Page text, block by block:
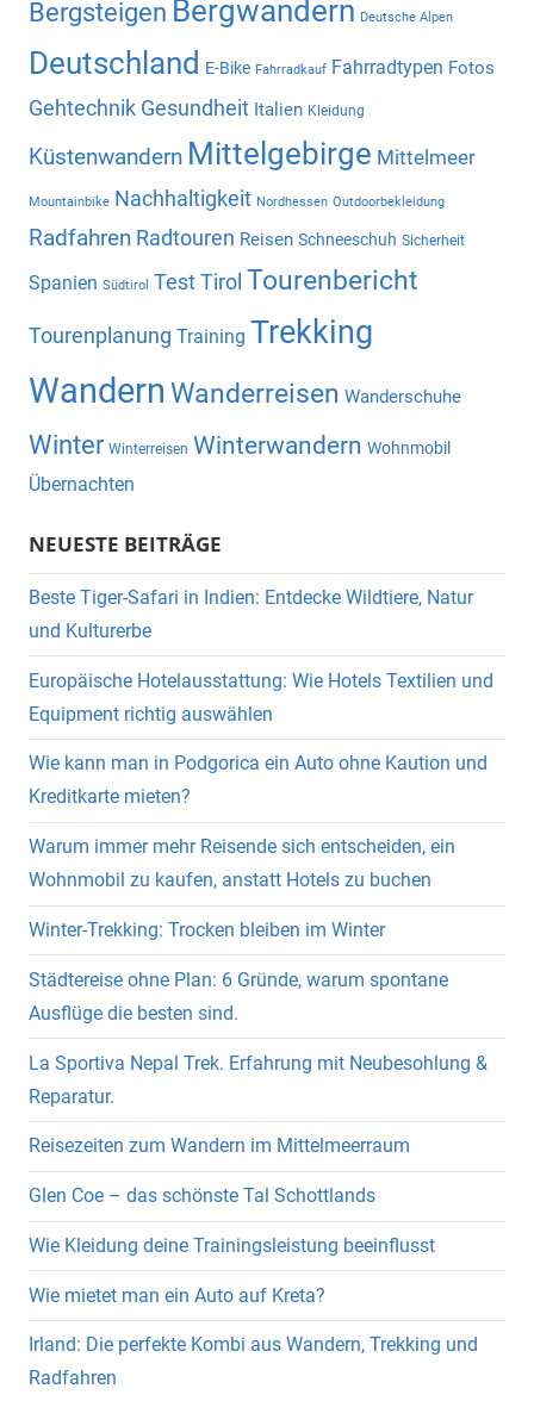
Bergsteigen Bergwandern Deutsche Alpen
Deutschland E-Bike Fahrradkauf Fahrradtypen Fotos
Gehtechnik Gesundheit Italien Kleidung
Küstenwandern Mittelgebirge Mittelmeer
Mountainbike Nachhaltigkeit Nordhessen Outdoorbekleidung
Radfahren Radtouren Reisen Schneeschuh Sicherheit
Spanien Südtirol TestTirol Tourenbericht
Tourenplanung Training Trekking
Wandern Wanderreisen Wanderschuhe
Winter Winterreisen Winterwandern Wohnmobil
Übernachten
NEUESTE BEITRÄGE
Beste Tiger-Safari in Indien: Entdecke Wildtiere, Natur
und Kulturerbe
Europäische Hotelausstattung: Wie Hotels Textilien und
Equipment richtig auswählen
Wie kann man in Podgorica ein Auto ohne Kaution und
Kreditkarte mieten?
Warum immer mehr Reisende sich entscheiden, ein
Wohnmobil zu kaufen, anstatt Hotels zu buchen
Winter-Trekking: Trocken bleiben im Winter
Städtereise ohne Plan: 6 Gründe, warum spontane
Ausflüge die besten sind.
La Sportiva Nepal Trek. Erfahrung mit Neubesohlung &
Reparatur.
Reisezeiten zum Wandern im Mittelmeerraum
Glen Coe – das schönste Tal Schottlands
Wie Kleidung deine Trainingsleistung beeinflusst
Wie mietet man ein Auto auf Kreta?
Irland: Die perfekte Kombi aus Wandern, Trekking und
Radfahren